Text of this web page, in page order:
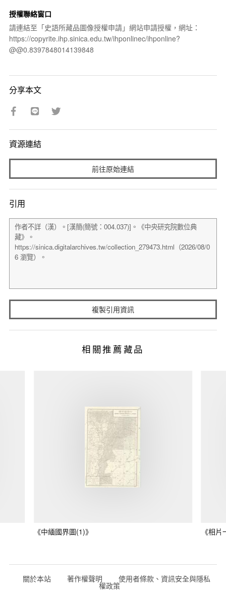
授權聯絡窗口
請連結至「史語所藏品圖像授權申請」網站申請授權，網址：
https://copyrite.ihp.sinica.edu.tw/ihponlinec/ihponline?
@@0.8397848014139848
分享本文
資源連結
前往原始連結
引用
複製引用資訊
相關推薦藏品
《中緬國界圖(1)》 《相
關於本站 著作權聲明 使用者條款、資訊安全與隱私
權政策